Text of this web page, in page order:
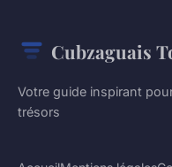
Cubzaguais
Votre guide inspirant
trésors